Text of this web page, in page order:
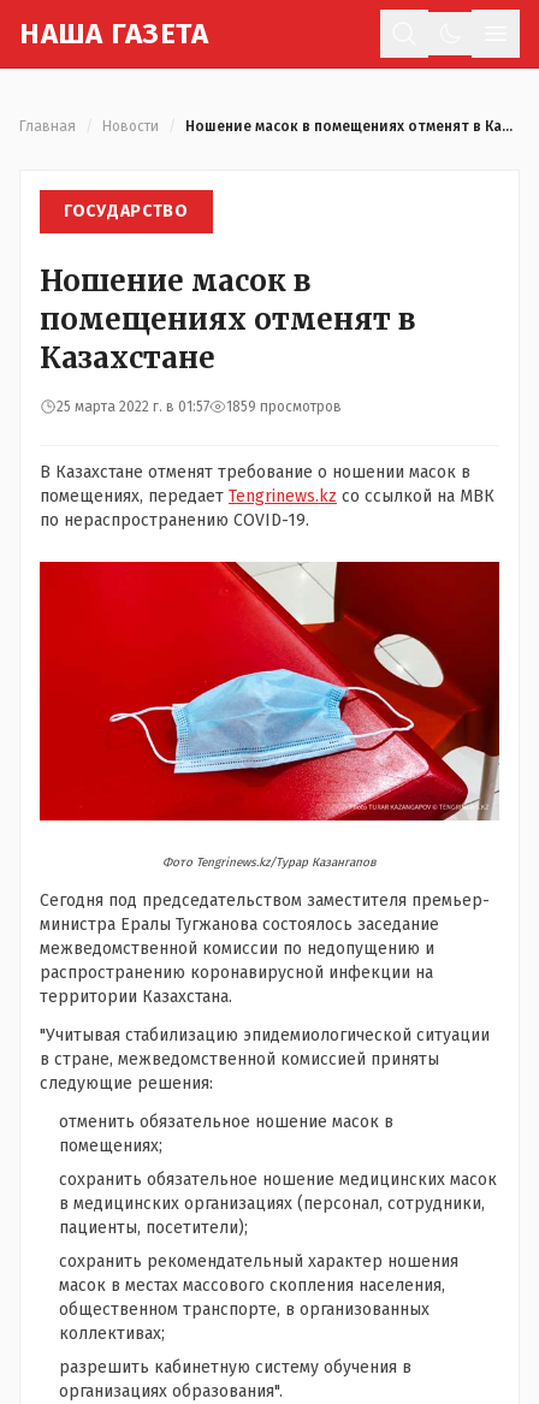
НАША ГАЗЕТА
Главная Новости Ношение масок в помещениях отменят в Казахстане
ГОСУДАРСТВО
Ношение масок в
помещениях отменят в
Казахстане
25 марта 2022 г. в 01:57 1859 просмотров
В Казахстане отменят требование о ношении масок в
помещениях, передает Tengrinews.kz со ссылкой на МВК
по нераспространению COVID-19.
Фото Tengrinews.kz/Турар Казангапов
Сегодня под председательством заместителя премьер-
министра Ералы Тугжанова состоялось заседание
межведомственной комиссии по недопущению и
распространению коронавирусной инфекции на
территории Казахстана.
"Учитывая стабилизацию эпидемиологической ситуации
в стране, межведомственной комиссией приняты
следующие решения:
отменить обязательное ношение масок в
помещениях;
сохранить обязательное ношение медицинских масок
в медицинских организациях (персонал, сотрудники,
пациенты, посетители);
сохранить рекомендательный характер ношения
масок в местах массового скопления населения,
общественном транспорте, в организованных
коллективах;
разрешить кабинетную систему обучения в
организациях образования".